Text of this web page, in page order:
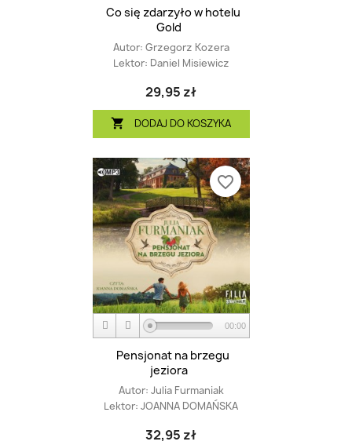
Co się zdarzyło w hotelu
Gold
Autor: Grzegorz Kozera
Lektor: Daniel Misiewicz
29,95 zł
 DODAJ DO KOSZYKA
00:00
Pensjonat na brzegu
jeziora
Autor: Julia Furmaniak
Lektor: JOANNA DOMAŃSKA
32,95 zł
favorite_border